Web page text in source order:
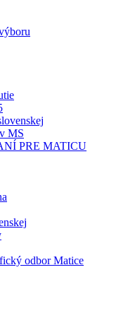
MS
PRE MATICU
odbor Matice